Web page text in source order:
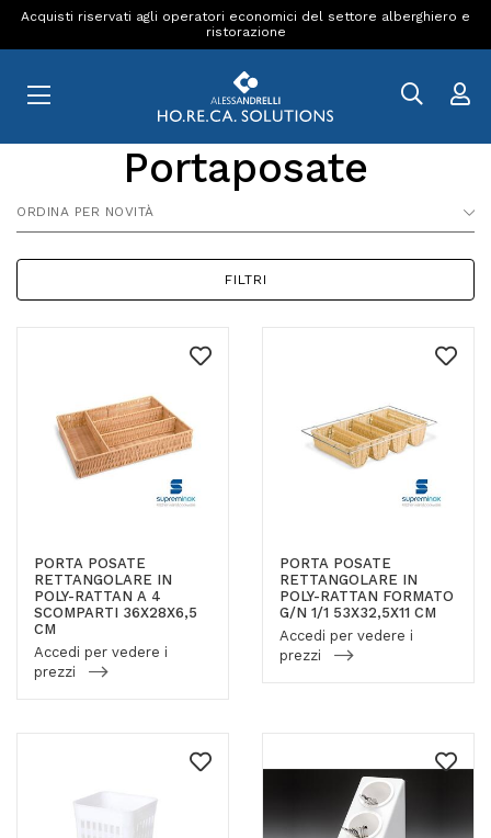
Acquisti riservati agli operatori economici del settore alberghiero e
ristorazione
Portaposate
ORDINA PER NOVITÀ
FILTRI
PORTA POSATE
RETTANGOLARE IN
POLY-RATTAN A 4
SCOMPARTI 36X28X6,5
CM
Accedi per vedere i
prezzi
PORTA POSATE
RETTANGOLARE IN
POLY-RATTAN FORMATO
G/N 1/1 53X32,5X11 CM
Accedi per vedere i
prezzi